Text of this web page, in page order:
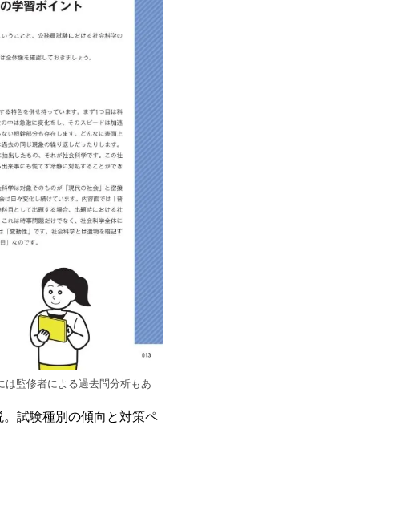
監修者による過去問分析もあ
試験種別の傾向と対策ペ